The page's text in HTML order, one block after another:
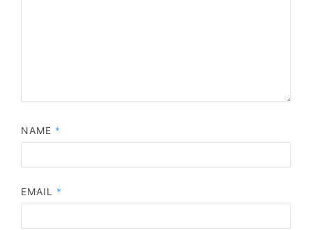
NAME *
EMAIL *